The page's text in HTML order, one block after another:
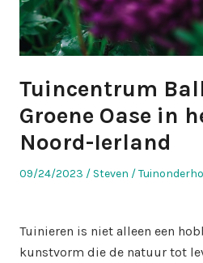
Tuincentrum
Groene Oase in
Noord-Ierland
Posted
09/24/2023 Author
Steven
Posted
Tuinieren is niet alleen een
kunstvorm die de natuur tot